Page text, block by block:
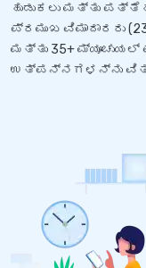
ಹುಡುಕಲು ಮತ್ತು
ಪ್ರಮುಖ ವಿಮಾದಾರರು (23
ಮತ್ತು 35+ ಮ್ಯೂಚುಯಲ್
ಉತ್ಪನ್ನಗಳನ್ನು